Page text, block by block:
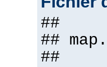
##
##
##